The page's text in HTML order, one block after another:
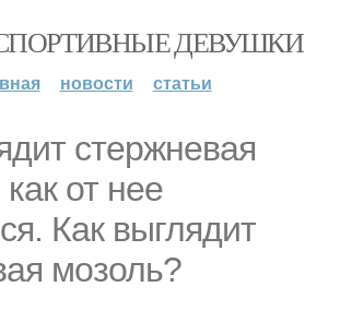
| СПОРТИВНЫЕ ДЕВУШКИ
новости статьи
стержневая
от нее
Как выглядит
мозоль?